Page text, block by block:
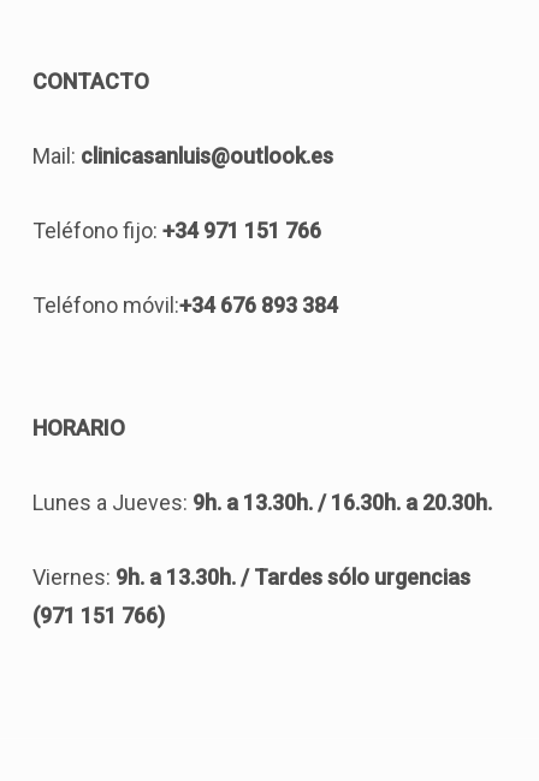
CONTACTO
Mail: clinicasanluis@outlook.es
Teléfono fijo: +34 971 151 766
Teléfono móvil:+34 676 893 384
HORARIO
Lunes a Jueves: 9h. a 13.30h. / 16.30h. a 20.30h.
Viernes: 9h. a 13.30h. / Tardes sólo urgencias
(971 151 766)